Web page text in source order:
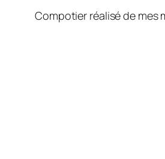
Compotier réalisé de mes